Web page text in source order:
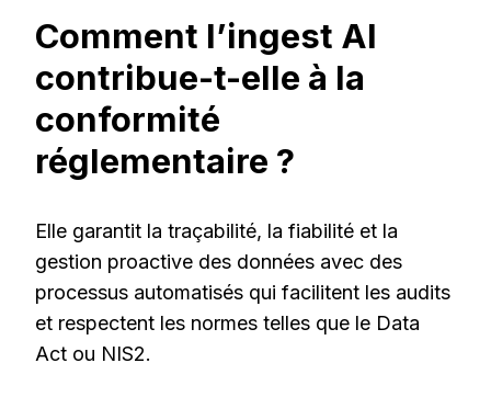
Comment l’ingest AI
contribue-t-elle à la
conformité
réglementaire ?
Elle garantit la traçabilité, la fiabilité et la
gestion proactive des données avec des
processus automatisés qui facilitent les audits
et respectent les normes telles que le Data
Act ou NIS2.